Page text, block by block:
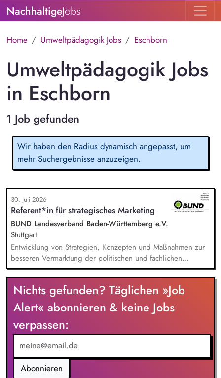
NachhaltigeJobs
Home Umweltpädagogik Jobs Eschborn
Umweltpädagogik Jobs
in Eschborn
1 Job gefunden
Wir haben den Radius dynamisch angepasst, um
mehr Suchergebnisse anzuzeigen.
30. Juli 2026
Referent*in für strategisches Marketing
BUND Landesverband Baden-Württemberg e.V.
Stuttgart
Entwicklung von Strategien, Konzepten und Maßnahmen zur
besseren Vermarktung der politischen und fachlichen
Aktivitäten des BUND Baden-Württemberg, Beratung,
Unterstützung und Qualifizierung der Haupt- und
Ehrenamtlichen im BUND zur Verbesserung der öffentlichen
Sichtbarkeit des BUND, Konzeptionelle Begleitung des
BUND-Auftritts bei Veranstaltungen, Aktionen u.ä.
Nichts gefunden? Täglichen »Job
Alert« abonnieren & keine Jobs
verpassen:
Abonnieren